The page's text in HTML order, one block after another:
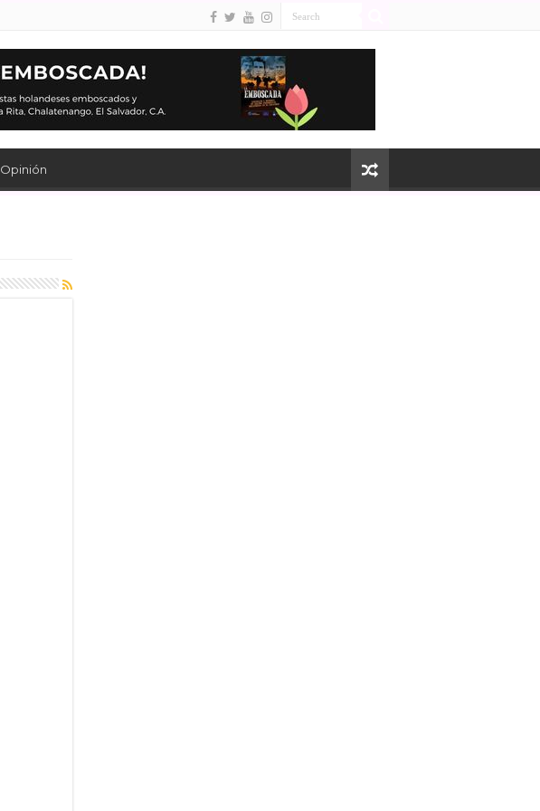
Opinión